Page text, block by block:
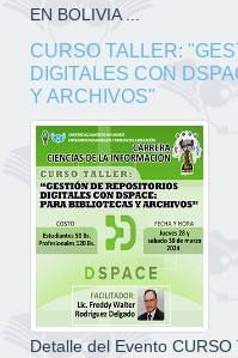
EN BOLIVIA ...
CURSO TALLER:
DIGITALES CON
Y ARCHIVOS"
Detalle del Evento